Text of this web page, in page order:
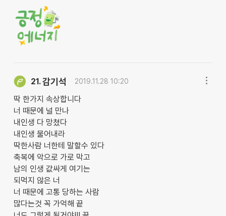
21.감기석 2019.11.28 10:20
딱 한가지 속상합니다
너 때문에 널 만나
내인생 다 망쳤다
내인생 물어내라
딱한사람 너한테 말할수 있다
축복에 악으로 가로 막고
남의 인생 값싸게 여기는
되먹지 않은 너
너 때문에 고통 당하는 사람
많다는것 꼭 가억해 끝